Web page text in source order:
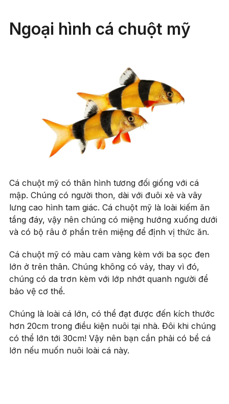
Ngoại hình cá chuột mỹ
Cá chuột mỹ có thân hình tương đối giống với cá
mập. Chúng có người thon, dài với đuôi xẻ và vây
lưng cao hình tam giác. Cá chuột mỹ là loài kiếm ăn
tầng đáy, vậy nên chúng có miệng hướng xuống dưới
và có bộ râu ở phần trên miệng để định vị thức ăn.
Cá chuột mỹ có màu cam vàng kèm với ba sọc đen
lớn ở trên thân. Chúng không có vảy, thay vì đó,
chúng có da trơn kèm với lớp nhớt quanh người để
bảo vệ cơ thể.
Chúng là loài cá lớn, có thể đạt được đến kích thước
hơn 20cm trong điều kiện nuôi tại nhà. Đôi khi chúng
có thể lớn tới 30cm! Vậy nên bạn cần phải có bể cá
lớn nếu muốn nuôi loài cá này.